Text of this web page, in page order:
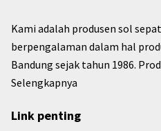
Kami adalah produsen sol
berpengalaman dalam hal
Bandung sejak tahun 1986.
Selengkapnya
Link penting